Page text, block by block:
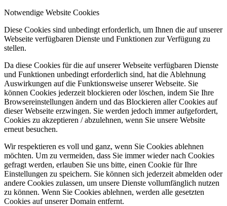
Notwendige Website Cookies
Diese Cookies sind unbedingt erforderlich, um Ihnen die auf unserer
Webseite verfügbaren Dienste und Funktionen zur Verfügung zu
stellen.
Da diese Cookies für die auf unserer Webseite verfügbaren Dienste
und Funktionen unbedingt erforderlich sind, hat die Ablehnung
Auswirkungen auf die Funktionsweise unserer Webseite. Sie
können Cookies jederzeit blockieren oder löschen, indem Sie Ihre
Browsereinstellungen ändern und das Blockieren aller Cookies auf
dieser Webseite erzwingen. Sie werden jedoch immer aufgefordert,
Cookies zu akzeptieren / abzulehnen, wenn Sie unsere Website
erneut besuchen.
Wir respektieren es voll und ganz, wenn Sie Cookies ablehnen
möchten. Um zu vermeiden, dass Sie immer wieder nach Cookies
gefragt werden, erlauben Sie uns bitte, einen Cookie für Ihre
Einstellungen zu speichern. Sie können sich jederzeit abmelden oder
andere Cookies zulassen, um unsere Dienste vollumfänglich nutzen
zu können. Wenn Sie Cookies ablehnen, werden alle gesetzten
Cookies auf unserer Domain entfernt.